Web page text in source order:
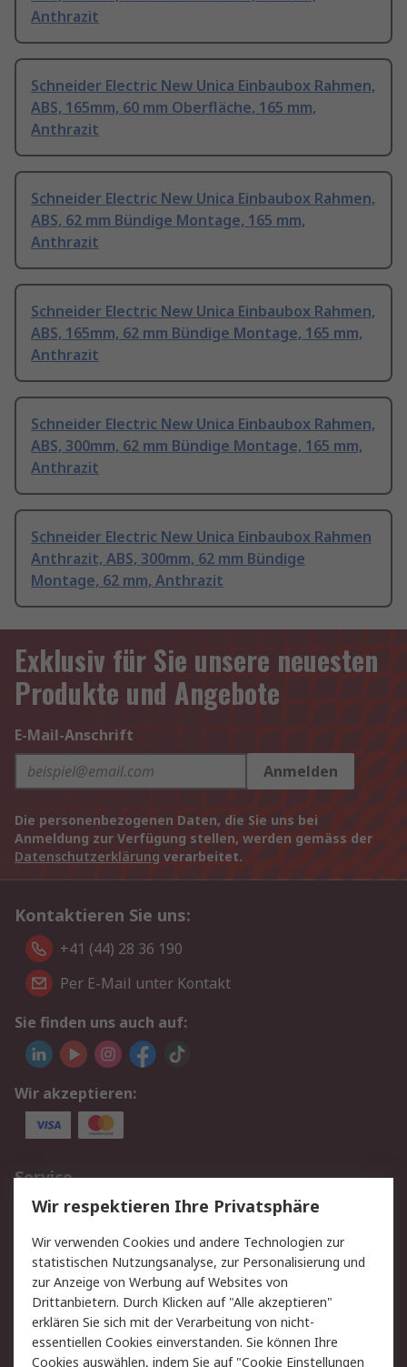
Anthrazit
Schneider Electric New Unica Einbaubox Rahmen,
ABS, 165mm, 60 mm Oberfläche, 165 mm,
Anthrazit
Schneider Electric New Unica Einbaubox Rahmen,
ABS, 62 mm Bündige Montage, 165 mm,
Anthrazit
Schneider Electric New Unica Einbaubox Rahmen,
ABS, 165mm, 62 mm Bündige Montage, 165 mm,
Anthrazit
Schneider Electric New Unica Einbaubox Rahmen,
ABS, 300mm, 62 mm Bündige Montage, 165 mm,
Anthrazit
Schneider Electric New Unica Einbaubox Rahmen
Anthrazit, ABS, 300mm, 62 mm Bündige
Montage, 62 mm, Anthrazit
Exklusiv für Sie unsere neuesten
Produkte und Angebote
E-Mail-Anschrift
Anmelden
Die personenbezogenen Daten, die Sie uns bei
Anmeldung zur Verfügung stellen, werden gemäss der
Datenschutzerklärung verarbeitet.
Kontaktieren Sie uns:
+41 (44) 28 36 190
Per E-Mail unter Kontakt
Sie finden uns auch auf:
Wir akzeptieren:
Service
Value Added Services
Lieferlösungen
Rücksendungen
Kontakt
Hilfe
Rechtliches
AGB
Datenschutz
Wir respektieren Ihre Privatsphäre
Wir verwenden Cookies und andere Technologien zur
statistischen Nutzungsanalyse, zur Personalisierung und
zur Anzeige von Werbung auf Websites von
Drittanbietern. Durch Klicken auf "Alle akzeptieren"
erklären Sie sich mit der Verarbeitung von nicht-
essentiellen Cookies einverstanden. Sie können Ihre
Cookies auswählen, indem Sie auf "Cookie Einstellungen